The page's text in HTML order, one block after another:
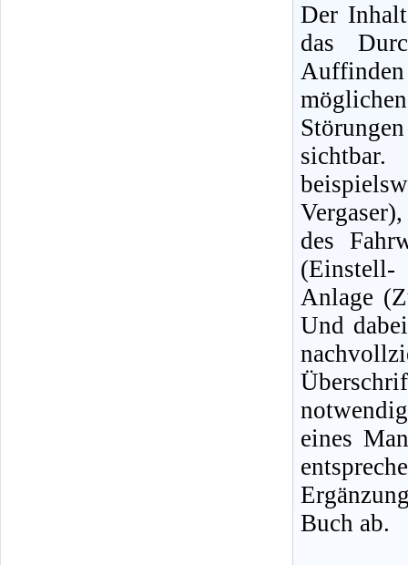
Der
das
sichtbar.
des
(Einstell-
Anlage
Und
eines
Buch ab.